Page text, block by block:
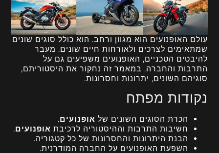
עולם האופנועים הוא מגוון ורחב. הוא כולל סוגים שונים
שמתאימים לצרכים ולאורחות חיים שונים. מעבר
להיבטים הטכניים, האופנועים משפיעים גם על
התרבות והחברה. במאמר זה נחקור את היסטוריתם,
סוגיהם השונים, יתרונות וחסרונות.
נקודות מפתח
הכרת הסוגים השונים של אופנועים.
חשיבות התרבות וההיסטוריה לרכיבת אופנועים.
הבנת היתרונות והחסרונות של כל קטגוריה.
השפעת האופנועים על החברה המודרנית.